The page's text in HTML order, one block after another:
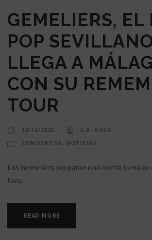
GEMELIERS, EL
POP
LLEGA A
CON SU
TOUR
22/12/2025
L.A. ROCK
CONCIERTOS , NOTICIAS
Los Gemeliers preparan una noche llena de
fans.
READ MORE